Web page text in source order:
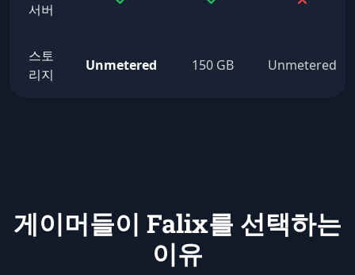
서버
스토
리지
Unmetered 150 GB Unmetered
게이머들이 Falix를 선택하는
이유